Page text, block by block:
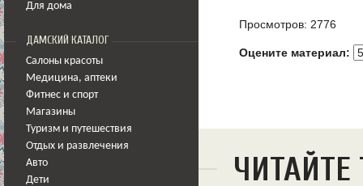
Для дома
ДАМСКИЙ КАТАЛОГ
Салоны красоты
Медицина, аптеки
Фитнес и спорт
Магазины
Туризм и путешествия
Отдых и развлечения
Авто
Дети
Просмотров: 2776
Оцените материал: